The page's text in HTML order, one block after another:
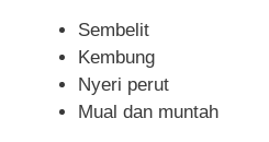
Sembelit
Kembung
Nyeri perut
Mual dan muntah